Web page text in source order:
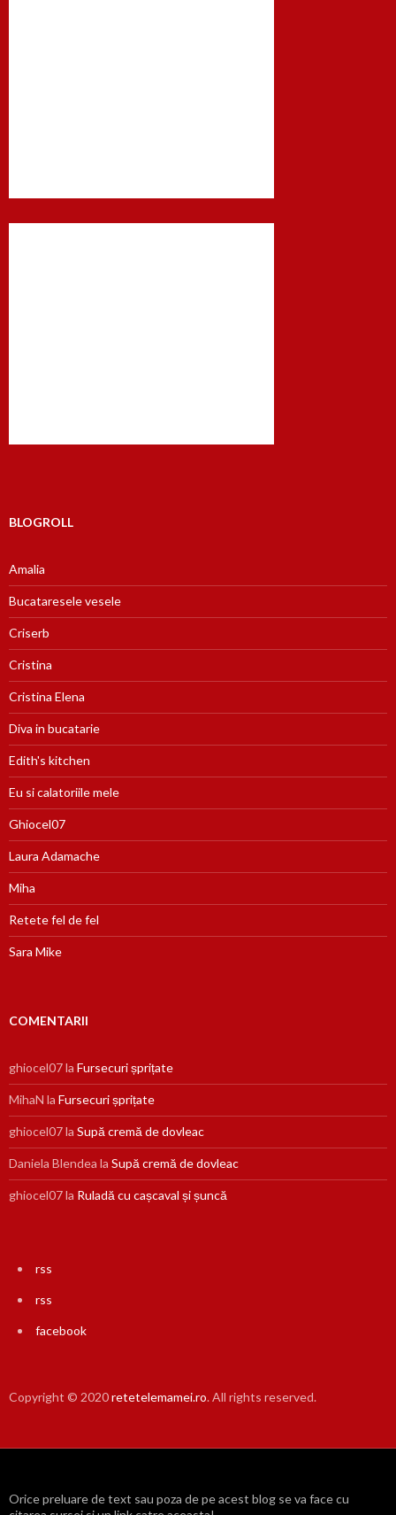
BLOGROLL
Amalia
Bucataresele vesele
Criserb
Cristina
Cristina Elena
Diva in bucatarie
Edith's kitchen
Eu si calatoriile mele
Ghiocel07
Laura Adamache
Miha
Retete fel de fel
Sara Mike
COMENTARII
ghiocel07la Fursecuri șprițate
MihaN la Fursecuri șprițate
ghiocel07la Supă cremă de dovleac
Daniela Blendea la Supă cremă de dovleac
ghiocel07la Ruladă cu cașcaval și șuncă
rss
rss
facebook
Copyright © 2020retetelemamei.ro. All rights reserved.
Orice preluare de text sau poza de pe acest blog se va face cu